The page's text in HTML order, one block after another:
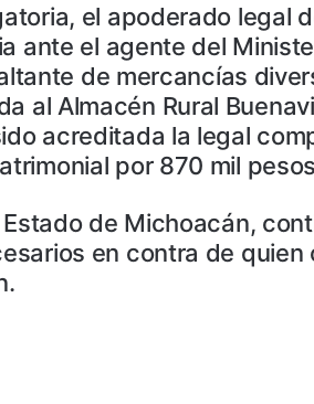
el apoderado legal
ante el agente del
de mercancías
al Almacén Rural
acreditada la legal
por 870 mil
Estado de Michoacán,
en contra de